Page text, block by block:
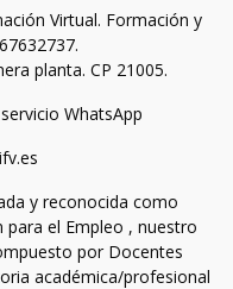
Virtual. Formación y
planta. CP 21005.
WhatsApp
y reconocida como
el Empleo , nuestro
por Docentes
académica/profesional